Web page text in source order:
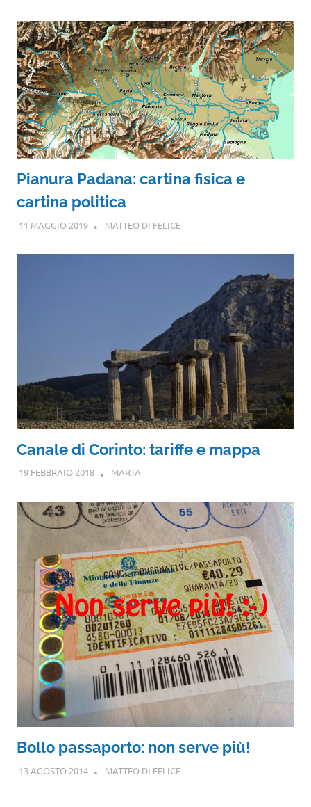
Pianura Padana: cartina fisica e
cartina politica
11 MAGGIO 2019 MATTEO DI FELICE
Canale di Corinto: tariffe e mappa
19 FEBBRAIO 2018 MARTA
Bollo passaporto: non serve più!
13 AGOSTO 2014 MATTEO DI FELICE